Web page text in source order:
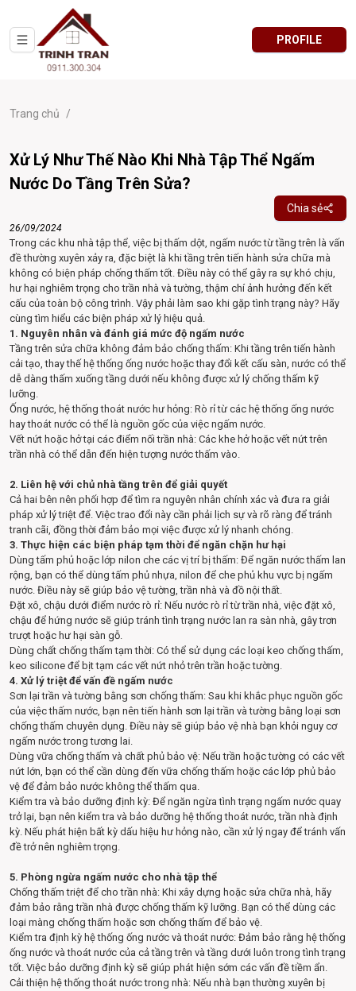
PROFILE
Trang chủ /
Xử Lý Như Thế Nào Khi Nhà Tập Thể Ngấm
Nước Do Tầng Trên Sửa?
Chia sẻ
26/09/2024
Trong các khu nhà tập thể, việc bị thấm dột, ngấm nước từ tầng trên là vấn
đề thường xuyên xảy ra, đặc biệt là khi tầng trên tiến hành sửa chữa mà
không có biện pháp chống thấm tốt. Điều này có thể gây ra sự khó chịu,
hư hại nghiêm trọng cho trần nhà và tường, thậm chí ảnh hưởng đến kết
cấu của toàn bộ công trình. Vậy phải làm sao khi gặp tình trạng này? Hãy
cùng tìm hiểu các biện pháp xử lý hiệu quả.
1. Nguyên nhân và đánh giá mức độ ngấm nước
Tầng trên sửa chữa không đảm bảo chống thấm: Khi tầng trên tiến hành
cải tạo, thay thế hệ thống ống nước hoặc thay đổi kết cấu sàn, nước có thể
dễ dàng thấm xuống tầng dưới nếu không được xử lý chống thấm kỹ
lưỡng.
Ống nước, hệ thống thoát nước hư hỏng: Rò rỉ từ các hệ thống ống nước
hay thoát nước có thể là nguồn gốc của việc ngấm nước.
Vết nứt hoặc hở tại các điểm nối trần nhà: Các khe hở hoặc vết nứt trên
trần nhà có thể dẫn đến hiện tượng nước thấm vào.
2. Liên hệ với chủ nhà tầng trên để giải quyết
Cả hai bên nên phối hợp để tìm ra nguyên nhân chính xác và đưa ra giải
pháp xử lý triệt để. Việc trao đổi này cần phải lịch sự và rõ ràng để tránh
tranh cãi, đồng thời đảm bảo mọi việc được xử lý nhanh chóng.
3. Thực hiện các biện pháp tạm thời để ngăn chặn hư hại
Dùng tấm phủ hoặc lớp nilon che các vị trí bị thấm: Để ngăn nước thấm lan
rộng, bạn có thể dùng tấm phủ nhựa, nilon để che phủ khu vực bị ngấm
nước. Điều này sẽ giúp bảo vệ tường, trần nhà và đồ nội thất.
Đặt xô, chậu dưới điểm nước rò rỉ: Nếu nước rò rỉ từ trần nhà, việc đặt xô,
chậu để hứng nước sẽ giúp tránh tình trạng nước lan ra sàn nhà, gây trơn
trượt hoặc hư hại sàn gỗ.
Dùng chất chống thấm tạm thời: Có thể sử dụng các loại keo chống thấm,
keo silicone để bịt tạm các vết nứt nhỏ trên trần hoặc tường.
4. Xử lý triệt để vấn đề ngấm nước
Sơn lại trần và tường bằng sơn chống thấm: Sau khi khắc phục nguồn gốc
của việc thấm nước, bạn nên tiến hành sơn lại trần và tường bằng loại sơn
chống thấm chuyên dụng. Điều này sẽ giúp bảo vệ nhà bạn khỏi nguy cơ
ngấm nước trong tương lai.
Dùng vữa chống thấm và chất phủ bảo vệ: Nếu trần hoặc tường có các vết
nứt lớn, bạn có thể cần dùng đến vữa chống thấm hoặc các lớp phủ bảo
vệ để đảm bảo nước không thể thấm qua.
Kiểm tra và bảo dưỡng định kỳ: Để ngăn ngừa tình trạng ngấm nước quay
trở lại, bạn nên kiểm tra và bảo dưỡng hệ thống thoát nước, trần nhà định
kỳ. Nếu phát hiện bất kỳ dấu hiệu hư hỏng nào, cần xử lý ngay để tránh vấn
đề trở nên nghiêm trọng.
5. Phòng ngừa ngấm nước cho nhà tập thể
Chống thấm triệt để cho trần nhà: Khi xây dựng hoặc sửa chữa nhà, hãy
đảm bảo rằng trần nhà được chống thấm kỹ lưỡng. Bạn có thể dùng các
loại màng chống thấm hoặc sơn chống thấm để bảo vệ.
Kiểm tra định kỳ hệ thống ống nước và thoát nước: Đảm bảo rằng hệ thống
ống nước và thoát nước của cả tầng trên và tầng dưới luôn trong tình trạng
tốt. Việc bảo dưỡng định kỳ sẽ giúp phát hiện sớm các vấn đề tiềm ẩn.
Cải thiện hệ thống thoát nước trong nhà: Nếu nhà bạn thường xuyên bị